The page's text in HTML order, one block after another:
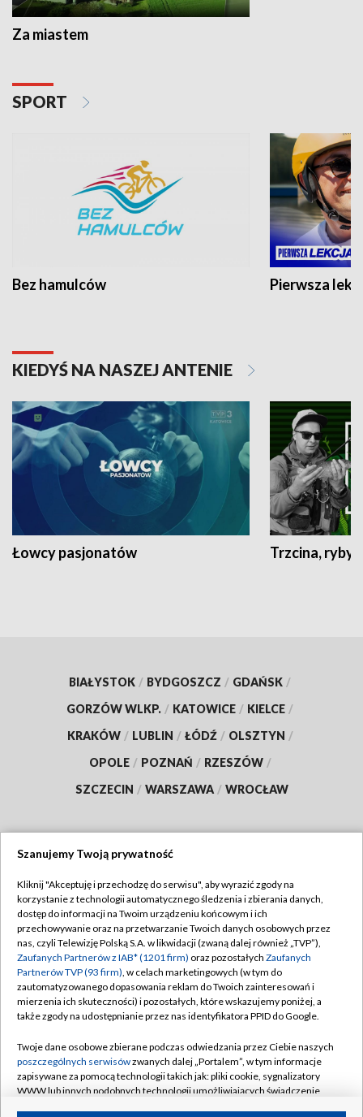
Za miastem
SPORT
Bez hamulców Pierwsza
KIEDYŚ NA NASZEJ ANTENIE
Łowcy pasjonatów Trzcina, ryby
BIAŁYSTOK / BYDGOSZCZ / GDAŃSK /
GORZÓW WLKP. / KATOWICE / KIELCE /
KRAKÓW / LUBLIN / ŁÓDŹ / OLSZTYN /
OPOLE / POZNAŃ / RZESZÓW /
SZCZECIN / WARSZAWA / WROCŁAW
TVP
Abonament TVP
Emisja w TVP
Centrum informacji TVP
Naziemna Telewizja Cyfrowa
Rada Programowa
System NOS
Informacje o nadawcy
Regulamin TVP
Polityka prywatności
Moje zgody
Pomoc
Kontakt
Szanujemy Twoją prywatność
Kliknij "Akceptuję i przechodzę do serwisu", aby wyrazić zgody na
korzystanie z technologii automatycznego śledzenia i zbierania danych,
dostęp do informacji na Twoim urządzeniu końcowym i ich
przechowywanie oraz na przetwarzanie Twoich danych osobowych przez
nas, czyli Telewizję Polską S.A. w likwidacji (zwaną dalej również „TVP”),
Zaufanych Partnerów z IAB* (1201 firm) oraz pozostałych Zaufanych
Partnerów TVP (93 firm), w celach marketingowych (w tym do
zautomatyzowanego dopasowania reklam do Twoich zainteresowań i
mierzenia ich skuteczności) i pozostałych, które wskazujemy poniżej, a
także zgody na udostępnianie przez nas identyfikatora PPID do Google.
Twoje dane osobowe zbierane podczas odwiedzania przez Ciebie naszych
poszczególnych serwisówzwanych dalej „Portalem”, w tym informacje
zapisywane za pomocą technologii takich jak: pliki cookie, sygnalizatory
WWW lub innych podobnych technologii umożliwiających świadczenie